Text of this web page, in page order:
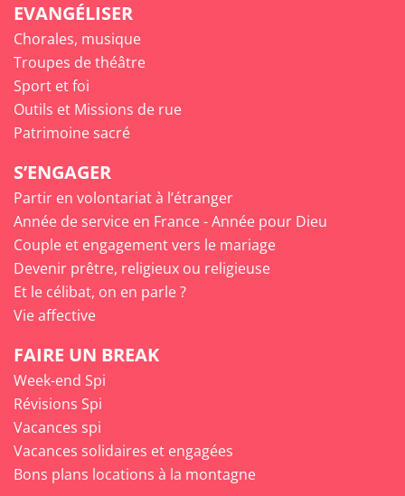
EVANGÉLISER
Chorales, musique
Troupes de théâtre
Sport et foi
Outils et Missions de rue
Patrimoine sacré
S’ENGAGER
Partir en volontariat à l’étranger
Année de service en France - Année pour Dieu
Couple et engagement vers le mariage
Devenir prêtre, religieux ou religieuse
Et le célibat, on en parle ?
Vie affective
FAIRE UN BREAK
Week-end Spi
Révisions Spi
Vacances spi
Vacances solidaires et engagées
Bons plans locations à la montagne